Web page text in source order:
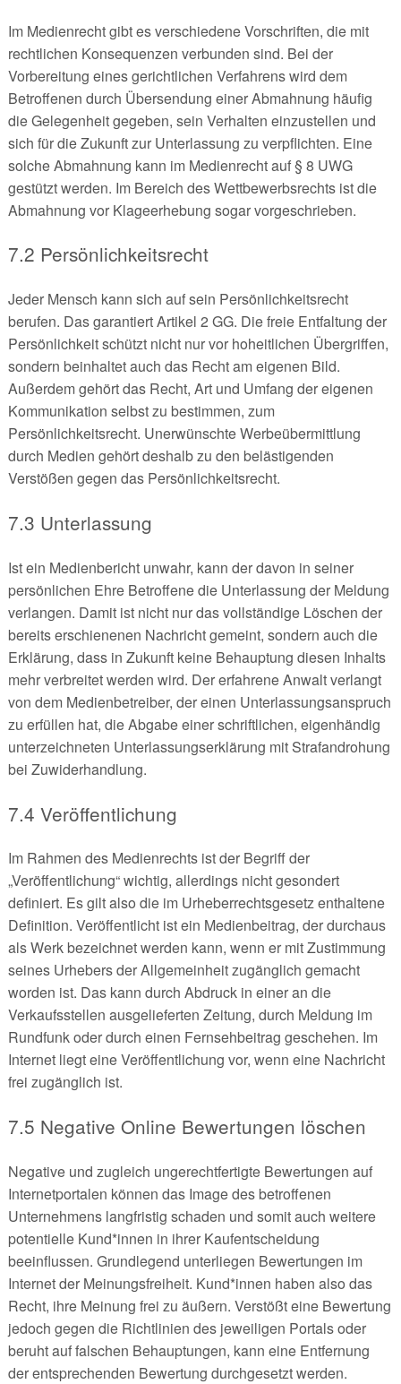
Im Medienrecht gibt es verschiedene Vorschriften, die mit
rechtlichen Konsequenzen verbunden sind. Bei der
Vorbereitung eines gerichtlichen Verfahrens wird dem
Betroffenen durch Übersendung einer Abmahnung häufig
die Gelegenheit gegeben, sein Verhalten einzustellen und
sich für die Zukunft zur Unterlassung zu verpflichten. Eine
solche Abmahnung kann im Medienrecht auf § 8 UWG
gestützt werden. Im Bereich des Wettbewerbsrechts ist die
Abmahnung vor Klageerhebung sogar vorgeschrieben.
7.2 Persönlichkeitsrecht
Jeder Mensch kann sich auf sein Persönlichkeitsrecht
berufen. Das garantiert Artikel 2 GG. Die freie Entfaltung der
Persönlichkeit schützt nicht nur vor hoheitlichen Übergriffen,
sondern beinhaltet auch das Recht am eigenen Bild.
Außerdem gehört das Recht, Art und Umfang der eigenen
Kommunikation selbst zu bestimmen, zum
Persönlichkeitsrecht. Unerwünschte Werbeübermittlung
durch Medien gehört deshalb zu den belästigenden
Verstößen gegen das Persönlichkeitsrecht.
7.3 Unterlassung
Ist ein Medienbericht unwahr, kann der davon in seiner
persönlichen Ehre Betroffene die Unterlassung der Meldung
verlangen. Damit ist nicht nur das vollständige Löschen der
bereits erschienenen Nachricht gemeint, sondern auch die
Erklärung, dass in Zukunft keine Behauptung diesen Inhalts
mehr verbreitet werden wird. Der erfahrene Anwalt verlangt
von dem Medienbetreiber, der einen Unterlassungsanspruch
zu erfüllen hat, die Abgabe einer schriftlichen, eigenhändig
unterzeichneten Unterlassungserklärung mit Strafandrohung
bei Zuwiderhandlung.
7.4 Veröffentlichung
Im Rahmen des Medienrechts ist der Begriff der
„Veröffentlichung“ wichtig, allerdings nicht gesondert
definiert. Es gilt also die im Urheberrechtsgesetz enthaltene
Definition. Veröffentlicht ist ein Medienbeitrag, der durchaus
als Werk bezeichnet werden kann, wenn er mit Zustimmung
seines Urhebers der Allgemeinheit zugänglich gemacht
worden ist. Das kann durch Abdruck in einer an die
Verkaufsstellen ausgelieferten Zeitung, durch Meldung im
Rundfunk oder durch einen Fernsehbeitrag geschehen. Im
Internet liegt eine Veröffentlichung vor, wenn eine Nachricht
frei zugänglich ist.
7.5 Negative Online Bewertungen löschen
Negative und zugleich ungerechtfertigte Bewertungen auf
Internetportalen können das Image des betroffenen
Unternehmens langfristig schaden und somit auch weitere
potentielle Kund*innen in ihrer Kaufentscheidung
beeinflussen. Grundlegend unterliegen Bewertungen im
Internet der Meinungsfreiheit. Kund*innen haben also das
Recht, ihre Meinung frei zu äußern. Verstößt eine Bewertung
jedoch gegen die Richtlinien des jeweiligen Portals oder
beruht auf falschen Behauptungen, kann eine Entfernung
der entsprechenden Bewertung durchgesetzt werden.